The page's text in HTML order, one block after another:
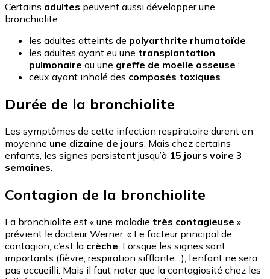
Certains adultes peuvent aussi développer une
bronchiolite :
les adultes atteints de polyarthrite rhumatoïde
les adultes ayant eu une transplantation
pulmonaire ou une greffe de moelle osseuse ;
ceux ayant inhalé des composés toxiques
Durée de la bronchiolite
Les symptômes de cette infection respiratoire durent en
moyenne une dizaine de jours . Mais chez certains
enfants, les signes persistent jusqu’à 15 jours voire 3
semaines
Contagion de la bronchiolite
La bronchiolite est « une maladie très contagieuse »,
prévient le docteur Werner. « Le facteur principal de
contagion, c’est la crèche . Lorsque les signes sont
importants (fièvre, respiration sifflante…), l’enfant ne sera
pas accueilli. Mais il faut noter que la contagiosité chez les